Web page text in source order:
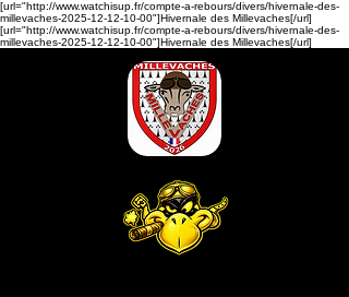
[url="http://www.watchisup.fr/compte-a-rebours/divers/hivernale-des-
millevaches-2025-12-12-10-00"]Hivernale des Millevaches[/url]
[url="http://www.watchisup.fr/compte-a-rebours/divers/hivernale-des-
millevaches-2025-12-12-10-00"]Hivernale des Millevaches[/url]